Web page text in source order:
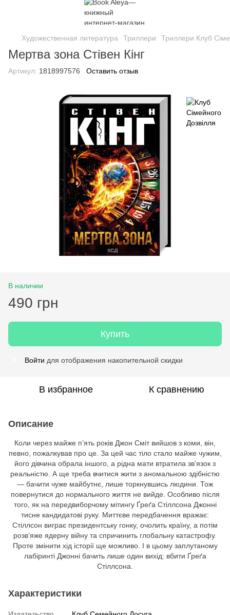
Художественная литература Триллери Триллери Клуб
Мертва зона Стівен Кінг
Артикул: 1818997576 Оставить отзыв
В наличии
490 грн
Купить
Войти для отображения накопительной скидки
В избранное К сравнению
Описание
Коли через майже п’ять років Джон Сміт вийшов з коми, він,
певно, пожалкував про це. За цей час тіло стало майже чужим,
його дівчина обрала іншого, а рідна мати втратила зв’язок з
реальністю. А ще треба вчитися жити з аномальною здібністю
— бачити чуже майбутнє, лише торкнувшись людини. Тож
повернутися до нормального життя не вийде. Особливо після
того, як на передвиборчому мітингу Ґреґа Стіллсона Джонні
тисне кандидатові руку. Миттєве передбачення вражає:
Стіллсон виграє президентську гонку, очолить країну, а потім
розв’яже ядерну війну та спричинить глобальну катастрофу.
Проте змінити хід історії ще можливо. І в цьому заплутаному
лабіринті Джонні бачить лише один вихід: вбити Ґреґа
Стіллсона.
Характеристики